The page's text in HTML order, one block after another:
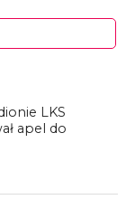
LKS
apel do